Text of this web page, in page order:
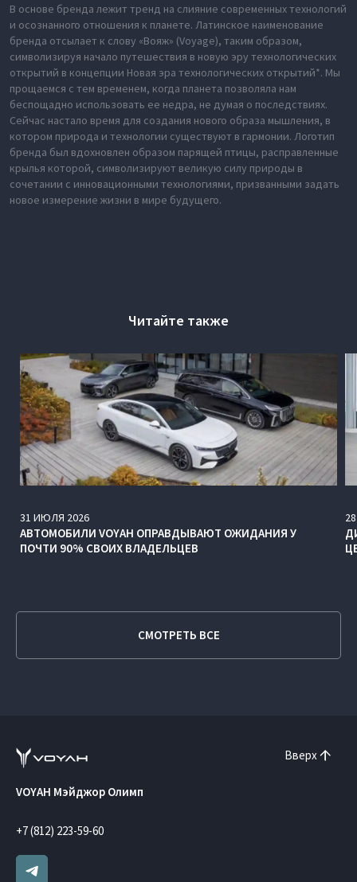
В основе бренда лежит тренд на слияние современных технологий
и осознанного отношения к планете. Латинское наименование
бренда отсылает к слову «Вояж» (Voyage), таким образом,
символизируя начало путешествия в новую эру технологических
открытий в концепции Новая эра технологических открытий*. Мы
прощаемся с тем временем, когда планета позволяла нам
беспощадно использовать ее недра, не думая о последствиях.
Сейчас настало время для создания нового образа мышления, в
котором природа и технологии существуют в гармонии. Логотип
бренда был вдохновлен образом парящей птицы, расправленные
крылья которой, символизируют великую силу природы в
сочетании с инновационными технологиями, призванными задать
новое измерение жизни в мире будущего.
Читайте также
31 ИЮЛЯ 2026
АВТОМОБИЛИ VOYAH ОПРАВДЫВАЮТ ОЖИДАНИЯ У
ПОЧТИ 90% СВОИХ ВЛАДЕЛЬЦЕВ
28
СМОТРЕТЬ ВСЕ
Вверх
VOYAH Мэйджор Олимп
+7 (812) 223-59-60